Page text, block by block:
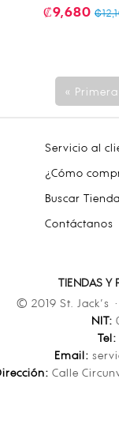
₡9,680
« Primera
Servicio al
¿Cómo
Buscar Tienda
Contáctanos
TIENDAS Y
© 2019 St. Jack’s
NIT:
Tel:
Email:
Calle